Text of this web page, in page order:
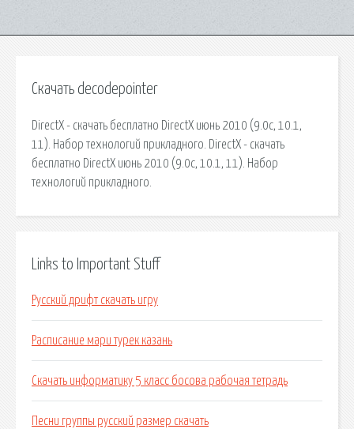
Скачать decodepointer
DirectX - скачать бесплатно DirectX июнь 2010 (9.0c, 10.1,
11). Набор технологий прикладного. DirectX - скачать
бесплатно DirectX июнь 2010 (9.0c, 10.1, 11). Набор
технологий прикладного.
Links to Important Stuff
Русский дрифт скачать игру
Расписание мари турек казань
Скачать информатику 5 класс босова рабочая тетрадь
Песни группы русский размер скачать